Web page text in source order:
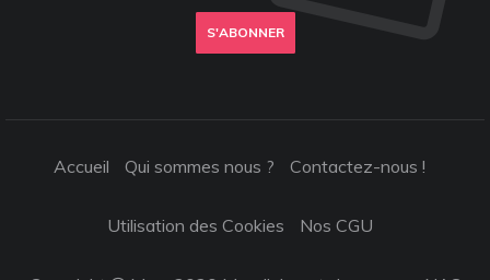
S'ABONNER
Accueil Qui sommes nous ? Contactez-nous !
Utilisation des Cookies Nos CGU